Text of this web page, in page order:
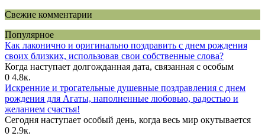
Свежие комментарии
Популярное
Как лаконично и оригинально поздравить с днем рождения
своих близких, использовав свои собственные слова?
Когда наступает долгожданная дата, связанная с особым
0 4.8к.
Искренние и трогательные душевные поздравления с днем
рождения для Агаты, наполненные любовью, радостью и
желанием счастья!
Сегодня наступает особый день, когда весь мир окутывается
0 2.9к.